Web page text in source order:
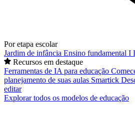
Por etapa escolar
Jardim de infância Ensino fundamental I
Recursos em destaque
Ferramentas de IA para educação
planejamento de suas aulas Smartick
editar
Explorar todos os modelos de educação